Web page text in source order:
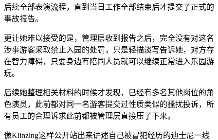
后续全部表演流程，直到当日工作全部结束后才提交了正式的
事故报告。
更让她难以接受的是，管理层收到报告之后，完全没有对这名
涉事游客采取禁止入园的处罚，只是轻描淡写告诉她，对方存
在智力障碍，只要身边有陪同人员就可以继续正常进入乐园游
玩。
后续她整理相关材料的时候才发现，已经有多名其他岗位的角
色演员，此前都对同一名游客提交过性质类似的骚扰投诉，所
有员工的合理诉求此前都被管理层直接压了下来。
像Klinzing这样公开站出来讲述自己被冒犯经历的迪士尼一线